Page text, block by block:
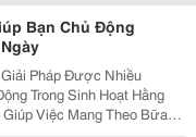
Bạn Chủ Động
Pháp Được Nhiều
Trong Sinh Hoạt Hằng
Việc Mang Theo Bữa
Phù Hợp Cho Học Sinh,